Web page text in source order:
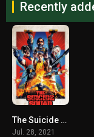
Recently
The Suicide Squad (2021) เดอะ ซุยไซด์ สควอด
Jul. 28, 2021